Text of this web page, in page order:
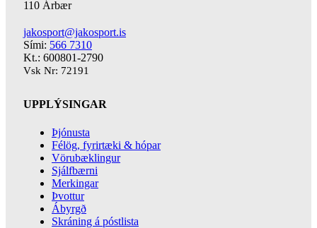
110 Árbær
jakosport@jakosport.is
Sími: 566 7310
Kt.: 600801-2790
Vsk Nr: 72191
UPPLÝSINGAR
Þjónusta
Félög, fyrirtæki & hópar
Vörubæklingur
Sjálfbærni
Merkingar
Þvottur
Ábyrgð
Skráning á póstlista